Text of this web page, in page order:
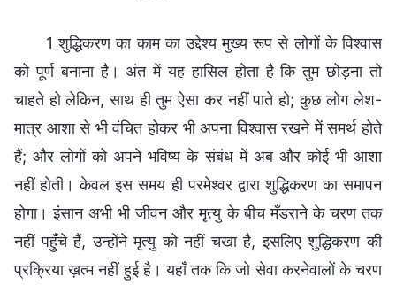
1 शुद्धिकरण का काम का उद्देश्य मुख्य रूप से लोगों के विश्वास
को पूर्ण बनाना है। अंत में यह हासिल होता है कि तुम छोड़ना तो
चाहते हो लेकिन, साथ ही तुम ऐसा कर नहीं पाते हो; कुछ लोग लेश-
मात्र आशा से भी वंचित होकर भी अपना विश्वास रखने में समर्थ होते
हैं; और लोगों को अपने भविष्य के संबंध में अब और कोई भी आशा
नहीं होती। केवल इस समय ही परमेश्वर द्वारा शुद्धिकरण का समापन
होगा। इंसान अभी भी जीवन और मृत्यु के बीच मँडराने के चरण तक
नहीं पहुँचे हैं, उन्होंने मृत्यु को नहीं चखा है, इसलिए शुद्धिकरण की
प्रक्रिया ख़त्म नहीं हुई है। यहाँ तक कि जो सेवा करनेवालों के चरण